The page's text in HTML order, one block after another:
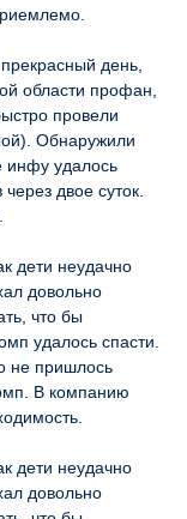
день,
области профан,
провели
Обнаружили
инфу удалось
двое суток.
дети неудачно
довольно
что бы
удалось спасти.
не пришлось
В компанию
дети неудачно
довольно